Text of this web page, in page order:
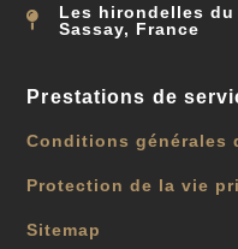
Les hirondelles
Sassay, France
Prestations de
Conditions générales
Protection de la vie
Sitemap